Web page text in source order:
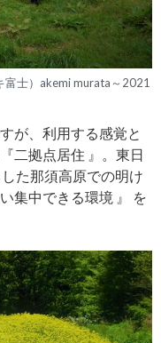
富士）akemi murata～2021
が、利用する感覚と
二拠点居住 』。東日
た那須高原での明け
集中できる環境 』 を